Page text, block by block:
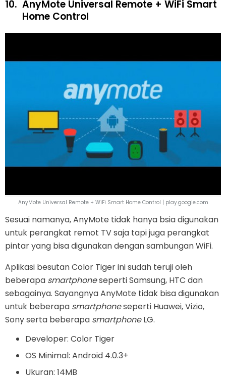
10. AnyMote Universal Remote + WiFi Smart
Home Control
AnyMote Universal Remote + WiFi Smart Home Control | play.google.com
Sesuai namanya, AnyMote tidak hanya bsia digunakan
untuk perangkat remot TV saja tapi juga perangkat
pintar yang bisa digunakan dengan sambungan WiFi.
Aplikasi besutan Color Tiger ini sudah teruji oleh
beberapa smartphoneseperti Samsung, HTC dan
sebagainya. Sayangnya AnyMote tidak bisa digunakan
untuk beberapa smartphoneseperti Huawei, Vizio,
Sony serta beberapa smartphoneLG.
Developer: Color Tiger
OS Minimal: Android 4.0.3+
Ukuran: 14MB